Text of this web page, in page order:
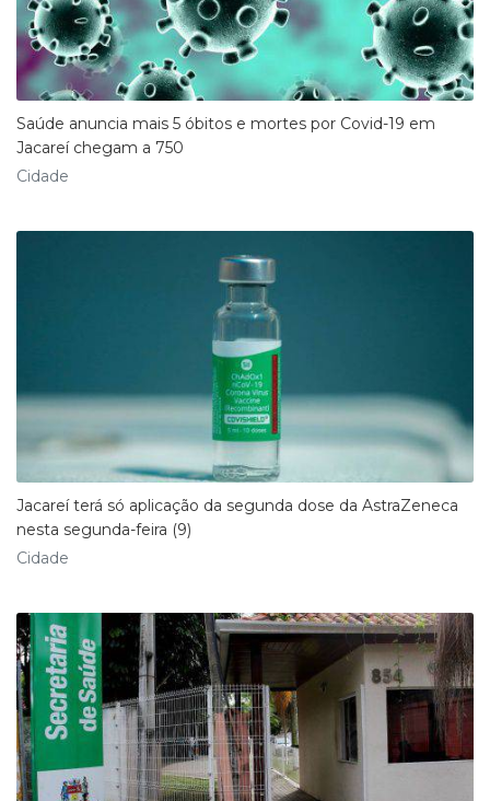
Saúde anuncia mais 5 óbitos e mortes por Covid-19 em
Jacareí chegam a 750
Cidade
Jacareí terá só aplicação da segunda dose da AstraZeneca
nesta segunda-feira (9)
Cidade